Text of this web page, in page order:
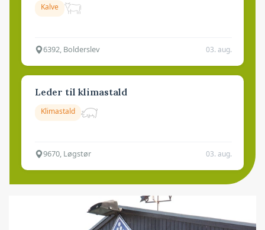
Kalve
6392, Bolderslev 03. aug.
Leder til klimastald
Klimastald
9670, Løgstør 03. aug.